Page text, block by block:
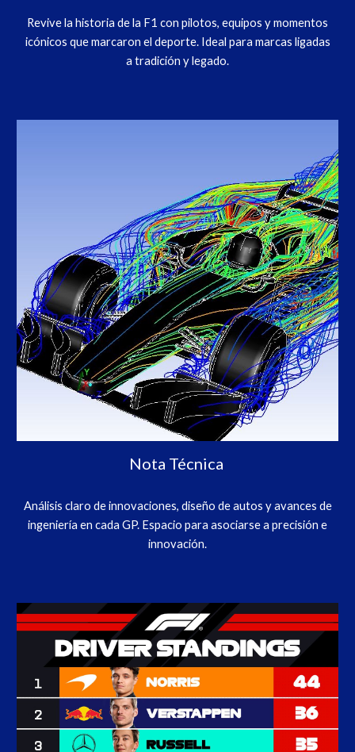
Revive la historia de la F1 con pilotos, equipos y momentos
icónicos que marcaron el deporte. Ideal para marcas ligadas
a tradición y legado.
Nota Técnica
Análisis claro de innovaciones, diseño de autos y avances de
ingeniería en cada GP. Espacio para asociarse a precisión e
innovación.